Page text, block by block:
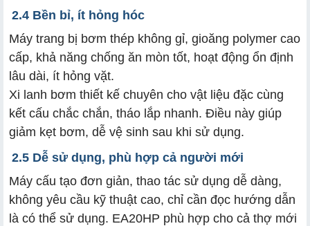
2.4 Bền bỉ, ít hỏng hóc
Máy trang bị bơm thép không gỉ, gioăng polymer cao
cấp, khả năng chống ăn mòn tốt, hoạt động ổn định
lâu dài, ít hỏng vặt.
Xi lanh bơm thiết kế chuyên cho vật liệu đặc cùng
kết cấu chắc chắn, tháo lắp nhanh. Điều này giúp
giảm kẹt bơm, dễ vệ sinh sau khi sử dụng.
2.5 Dễ sử dụng, phù hợp cả người mới
Máy cấu tạo đơn giản, thao tác sử dụng dễ dàng,
không yêu cầu kỹ thuật cao, chỉ cần đọc hướng dẫn
là có thể sử dụng. EA20HP phù hợp cho cả thợ mới